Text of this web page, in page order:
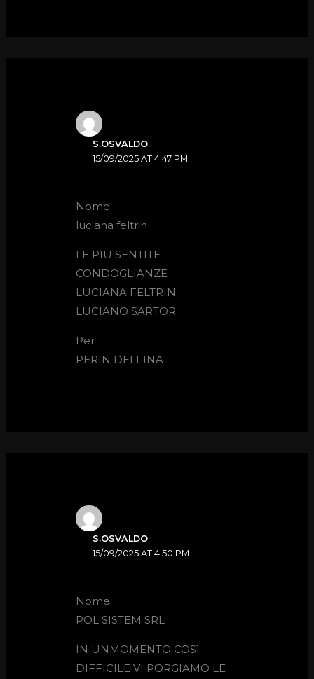
S.OSVALDO
15/09/2025 AT 4:47 PM
Nome
luciana feltrin
LE PIU SENTITE
CONDOGLIANZE
LUCIANA FELTRIN –
LUCIANO SARTOR
Per
PERIN DELFINA
S.OSVALDO
15/09/2025 AT 4:50 PM
Nome
POL SISTEM SRL
IN UNMOMENTO COSì
DIFFICILE VI PORGIAMO LE